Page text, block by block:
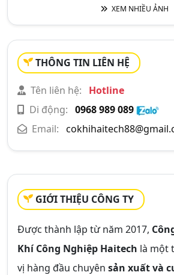
XEM NHIỀU ẢNH
THÔNG TIN LIÊN HỆ
Tên liên hệ:
Hotline
Di động: 0968 989 089
Email:
GIỚI THIỆU CÔNG TY
Được thành lập từ năm 2017,
Khí Công Nghiệp Haitech là một
vị hàng đầu chuyên sản xuất và